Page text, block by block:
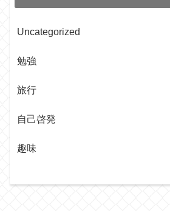
Uncategorized
勉強
旅行
自己啓発
趣味